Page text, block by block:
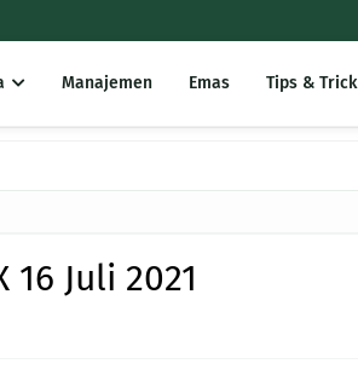
Manajemen Emas Tips & Trick
Juli 2021